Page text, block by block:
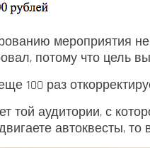
мероприятия
потому что цель
100 раз
той аудитории, с
автоквесты, то